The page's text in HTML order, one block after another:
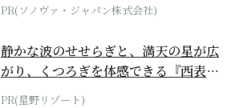
PR(ソノヴァ・ジャパン株式会社)
静かな波のせせらぎと、満天の星が広
がり、くつろぎを体感できる『西表島
ホテル by...
PR(星野リゾート)